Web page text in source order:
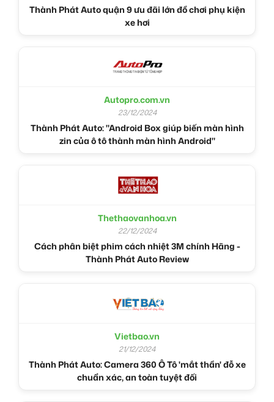
Thành Phát Auto quận 9 ưu đãi lớn đồ chơi phụ kiện
xe hơi
Autopro.com.vn
23/12/2024
Thành Phát Auto: "Android Box giúp biến màn hình
zin của ô tô thành màn hình Android"
Thethaovanhoa.vn
22/12/2024
Cách phân biệt phim cách nhiệt 3M chính Hãng -
Thành Phát Auto Review
Vietbao.vn
21/12/2024
Thành Phát Auto: Camera 360 Ô Tô 'mắt thần' đỗ xe
chuẩn xác, an toàn tuyệt đối